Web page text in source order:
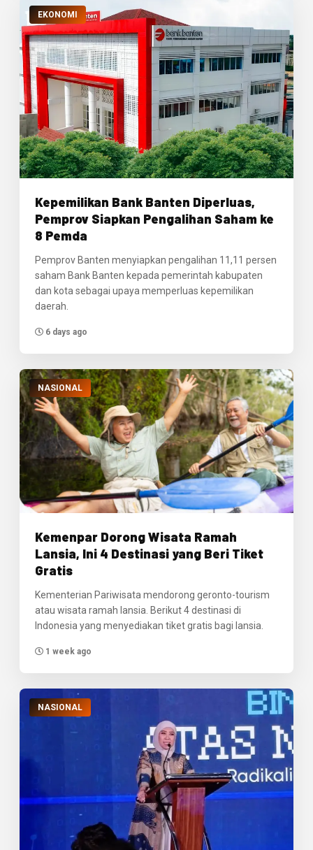
EKONOMI
Kepemilikan Bank Banten Diperluas,
Pemprov Siapkan Pengalihan Saham ke
8 Pemda
Pemprov Banten menyiapkan pengalihan 11,11 persen
saham Bank Banten kepada pemerintah kabupaten
dan kota sebagai upaya memperluas kepemilikan
daerah.
6 days ago
NASIONAL
Kemenpar Dorong Wisata Ramah
Lansia, Ini 4 Destinasi yang Beri Tiket
Gratis
Kementerian Pariwisata mendorong geronto-tourism
atau wisata ramah lansia. Berikut 4 destinasi di
Indonesia yang menyediakan tiket gratis bagi lansia.
1 week ago
NASIONAL